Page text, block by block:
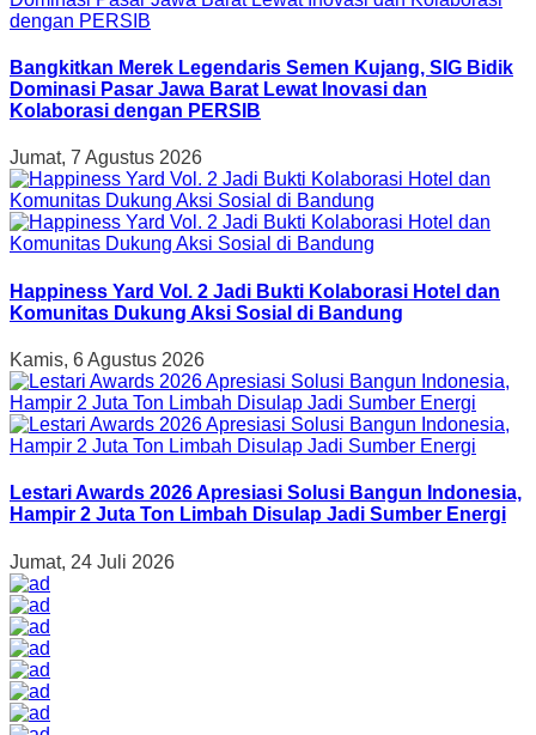
Bangkitkan Merek Legendaris Semen Kujang, SIG Bidik
Dominasi Pasar Jawa Barat Lewat Inovasi dan
Kolaborasi dengan PERSIB
Jumat, 7 Agustus 2026
Happiness Yard Vol. 2 Jadi Bukti Kolaborasi Hotel dan
Komunitas Dukung Aksi Sosial di Bandung
Kamis, 6 Agustus 2026
Lestari Awards 2026 Apresiasi Solusi Bangun Indonesia,
Hampir 2 Juta Ton Limbah Disulap Jadi Sumber Energi
Jumat, 24 Juli 2026